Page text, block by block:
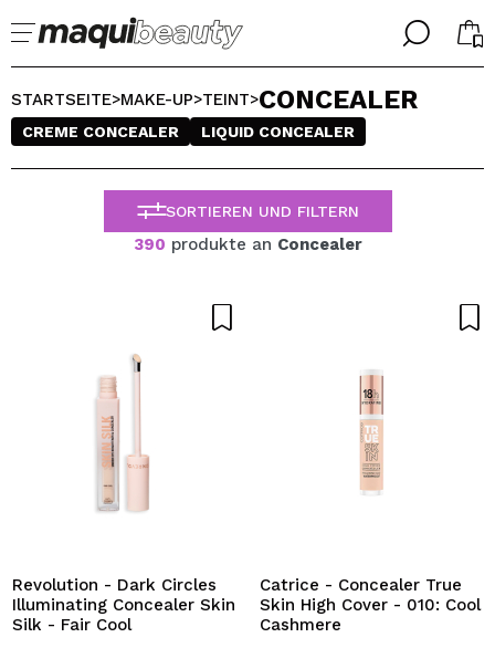
╳
Ich bin bereits #maquilover, ich habe ein Konto
WILLKOMMEN!
Ich habe hier kein Konto
ICH MÖCHTE MICH
Durch die Erstellung eines Kontos bei Maquillalia.de
können Sie Ihre Einkäufe schnell tätigen, den Status Ihrer
Bestellungen überprüfen und Ihre bisherigen Vorgänge
einsehen.
╳
WÄHLE DEINE SPRACHE
ENGLISH
FRANCES
ITALIANO
STARTSEITE>MAKE-UP>TEINT>CONCEALER
CREME CONCEALER LIQUID CONCEALER
SORTIEREN UND FILTERN
390 produkte an Concealer
Revolution - Dark Circles
Illuminating Concealer Skin
Silk - Fair Cool
Catrice - Concealer True
Skin High Cover - 010: Cool
Cashmere